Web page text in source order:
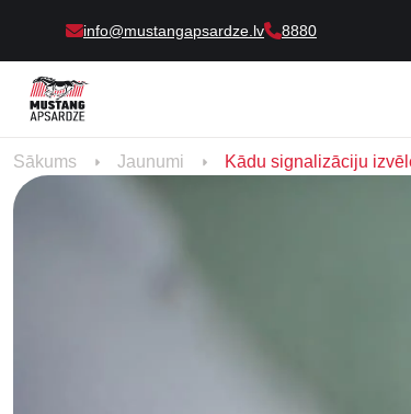
info@mustangapsardze.lv 8880
Sākums Jaunumi Kādu signalizāciju